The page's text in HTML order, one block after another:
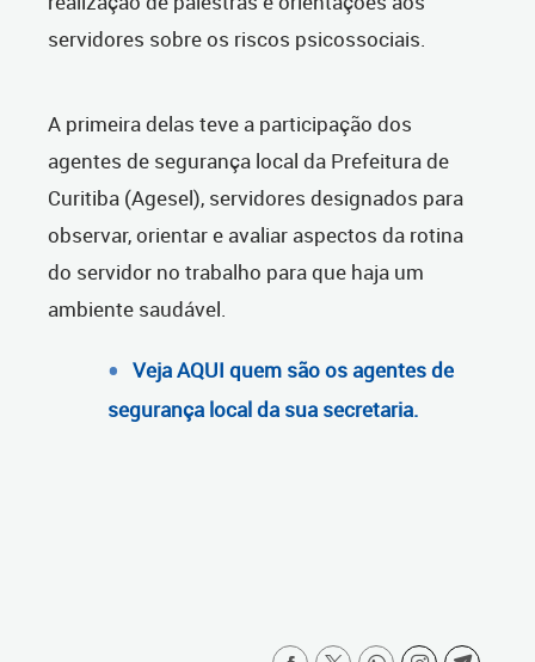
servidores sobre os riscos psicossociais.
A primeira delas teve a participação dos
agentes de segurança local da Prefeitura de
Curitiba (Agesel), servidores designados para
observar, orientar e avaliar aspectos da rotina
do servidor no trabalho para que haja um
ambiente saudável.
Veja AQUI quem são os agentes de
segurança local da sua secretaria.